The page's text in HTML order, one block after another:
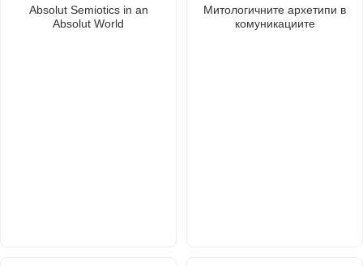
Absolut Semiotics in an
Absolut World
Митологичните архетипи в
комуникациите